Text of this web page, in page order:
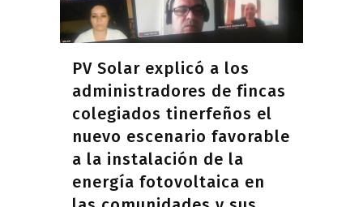
PV Solar explicó a los
administradores de fincas
colegiados tinerfeños el
nuevo escenario favorable
a la instalación de la
energía fotovoltaica en